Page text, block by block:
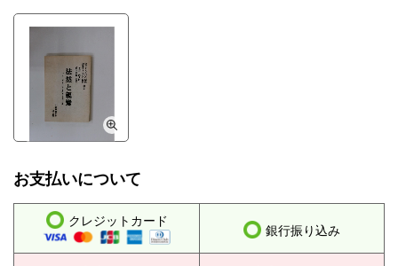
お支払いについて
クレジットカード
銀行振り込み